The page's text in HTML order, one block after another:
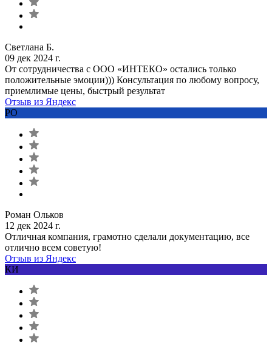
Светлана Б.
09 дек 2024 г.
От сотрудничества с ООО «ИНТЕКО» остались только
положительные эмоции))) Консультация по любому вопросу,
приемлимые цены, быстрый результат
Отзыв из Яндекс
РО
Роман Ольков
12 дек 2024 г.
Отличная компания, грамотно сделали документацию, все
отлично всем советую!
Отзыв из Яндекс
КИ